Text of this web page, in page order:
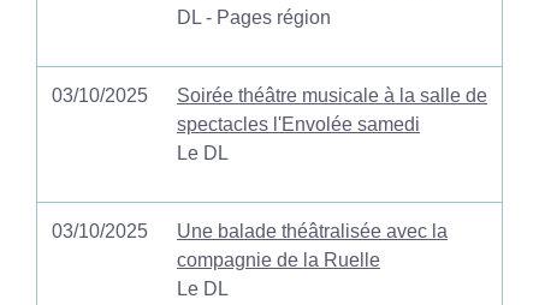
DL - Pages région
03/10/2025
Soirée théâtre musicale à la salle de
spectacles l'Envolée samedi
Le DL
03/10/2025
Une balade théâtralisée avec la
compagnie de la Ruelle
Le DL